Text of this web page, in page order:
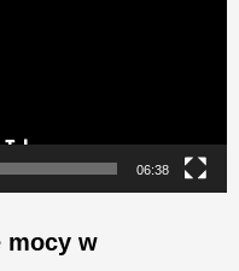
06:38
mocy w